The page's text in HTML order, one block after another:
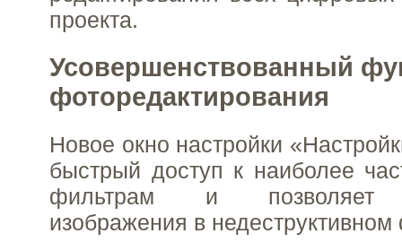
проекта.
Усовершенствованный
фоторедактирования
Новое окно настройки
быстрый доступ к наиболее
фильтрам и позволяет
изображения в